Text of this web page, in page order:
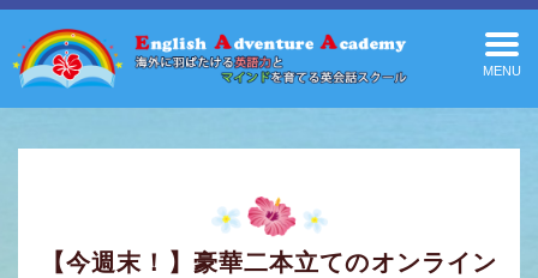
MENU
【今週末！】豪華二本立てのオンライン